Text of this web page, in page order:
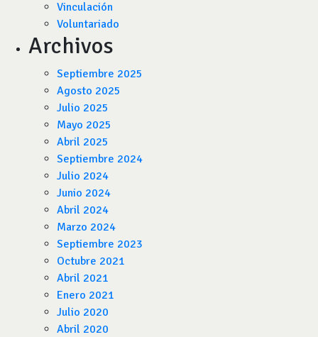
Vinculación
Voluntariado
Archivos
Septiembre 2025
Agosto 2025
Julio 2025
Mayo 2025
Abril 2025
Septiembre 2024
Julio 2024
Junio 2024
Abril 2024
Marzo 2024
Septiembre 2023
Octubre 2021
Abril 2021
Enero 2021
Julio 2020
Abril 2020